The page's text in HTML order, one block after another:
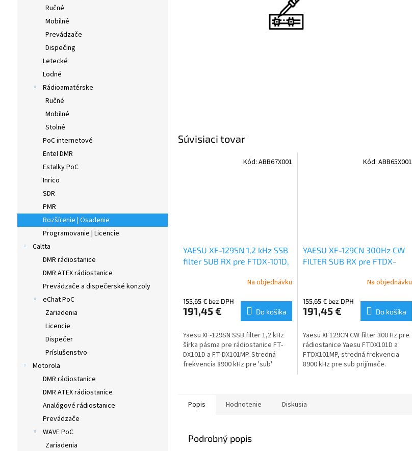
Ručné
Mobilné
Prevádzače
Dispečing
Letecké
Lodné
Rádioamatérske
Ručné
Mobilné
Stolné
PoC internetové
Entel DMR
Estalky PoC
Inrico
SDR
PMR
Rozšírenie | Osadenie
Programovanie | Licencie
Caltta
DMR rádiostanice
DMR ATEX rádiostanice
Prevádzače a dispečerské konzoly
eChat PoC
Zariadenia
Licencie
Dispečer
Príslušenstvo
Motorola
DMR rádiostanice
DMR ATEX rádiostanice
Analógové rádiostanice
Prevádzače
WAVE PoC
Zariadenia
Súvisiaci tovar
YAESU XF-129SN 1,2 kHz SSB
filter SUB RX pre FTDX-101D,
Na objednávku
155,65 € bez DPH
191,45 € Do košíka
Yaesu XF-129SN SSB filter 1,2 kHz
šírka pásma pre rádiostanice FT-
DX101D a FT-DX101MP. Stredná
frekvencia 8900 kHz pre 'sub'
Kód:ABB67X001
YAESU XF-129CN 300Hz CW
FILTER SUB RX pre FTDX-
Na objednávku
155,65 € bez DPH
191,45 € Do košíka
Yaesu XF129CN CW filter 300 Hz pre
rádiostanice Yaesu FTDX101D a
FTDX101MP, stredná frekvencia
8900 kHz pre sub prijímače.
Kód:ABB65X001
Popis Hodnotenie Diskusia
Podrobný popis